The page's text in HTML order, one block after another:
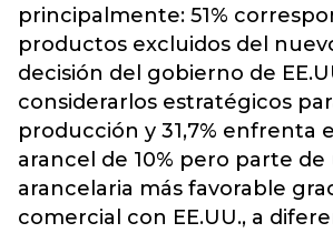
principalmente: 51%
productos excluidos del
decisión del gobierno de
considerarlos estratégicos
producción y 31,7% enfrenta
arancel de 10% pero parte de
arancelaria más favorable
comercial con EE.UU., a